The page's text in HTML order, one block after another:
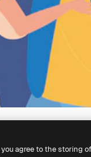
agree to the storing